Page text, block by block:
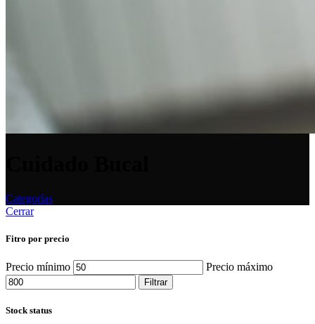
Categorías
Cerrar
Fitro por precio
Precio mínimo Precio máximo
Filtrar
Stock status